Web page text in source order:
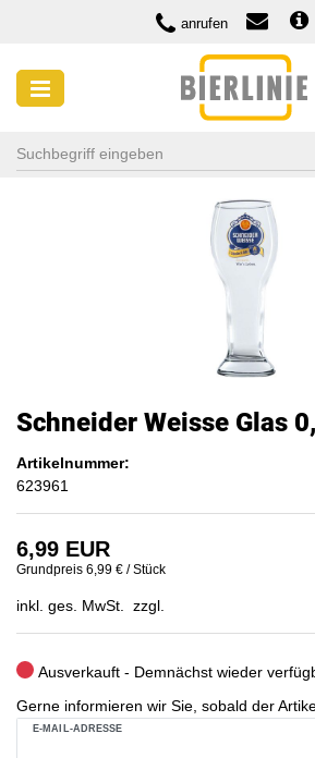
anrufen
Schneider Weisse Glas
Artikelnummer:
623961
6,99 EUR
Grundpreis 6,99 € / Stück
inkl. ges. MwSt. zzgl.
Ausverkauft - Demnächst wieder
Gerne informieren wir Sie, sobald der
E-MAIL-ADRESSE